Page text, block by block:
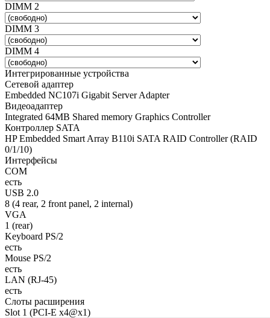
DIMM 2
DIMM 3
DIMM 4
Интегрированные устройства
Сетевой адаптер
Embedded NC107i Gigabit Server Adapter
Видеоадаптер
Integrated 64MB Shared memory Graphics Controller
Контроллер SATA
HP Embedded Smart Array B110i SATA RAID Controller (RAID
0/1/10)
Интерфейсы
COM
есть
USB 2.0
8 (4 rear, 2 front panel, 2 internal)
VGA
1 (rear)
Keyboard PS/2
есть
Mouse PS/2
есть
LAN (RJ-45)
есть
Слоты расширения
Slot 1 (PCI-E x4@x1)